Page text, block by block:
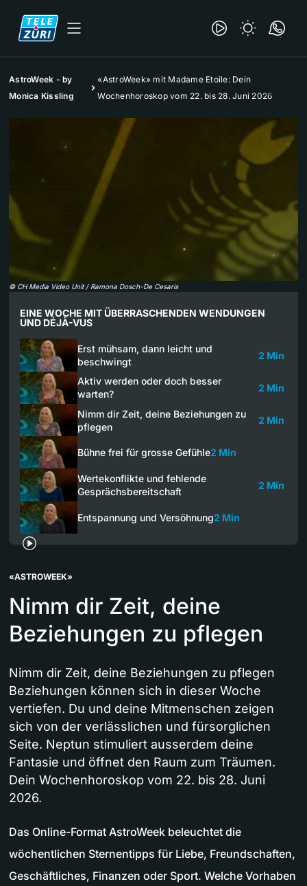
AstroWeek - by
Monica Kissling
«AstroWeek» mit Madame Etoile: Dein
Wochenhoroskop vom 22. bis 28. Juni 2026
© CH Media Video Unit / Ramona Dosch-De Cesaris
EINE WOCHE MIT ÜBERRASCHENDEN WENDUNGEN
UND DÉJÀ-VUS
Erst mühsam, dann leicht und
beschwingt
2 Min
Aktiv werden oder doch besser
warten?
2 Min
Nimm dir Zeit, deine Beziehungen zu
pflegen
2 Min
Bühne frei für grosse Gefühle2 Min
Wertekonflikte und fehlende
Gesprächsbereitschaft
2 Min
Entspannung und Versöhnung2 Min
«ASTROWEEK»
Nimm dir Zeit, deine
Beziehungen zu pflegen
Nimm dir Zeit, deine Beziehungen zu pflegen
Beziehungen können sich in dieser Woche
vertiefen. Du und deine Mitmenschen zeigen
sich von der verlässlichen und fürsorglichen
Seite. Neptun stimuliert ausserdem deine
Fantasie und öffnet den Raum zum Träumen.
Dein Wochenhoroskop vom 22. bis 28. Juni
2026.
Das Online-Format AstroWeek beleuchtet die
wöchentlichen Sternentipps für Liebe, Freundschaften,
Geschäftliches, Finanzen oder Sport. Welche Vorhaben